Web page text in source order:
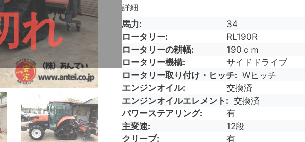
れ 詳細
馬力
34
ロータリー
RL190R
ロータリーの耕幅
190ｃｍ
ロータリー機構
サイドドライブ
ロータリー取り付け・ヒッチ
Wヒッチ
エンジンオイル
交換済
エンジンオイルエレメント
交換済
パワーステアリング
有
主変速
12段
クリープ
有